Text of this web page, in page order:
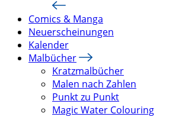
Comics & Manga
Neuerscheinungen
Kalender
Malbücher
Kratzmalbücher
Malen nach Zahlen
Punkt zu Punkt
Magic Water Colouring